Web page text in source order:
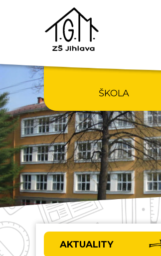
ŠKOLA
AKTUALITY